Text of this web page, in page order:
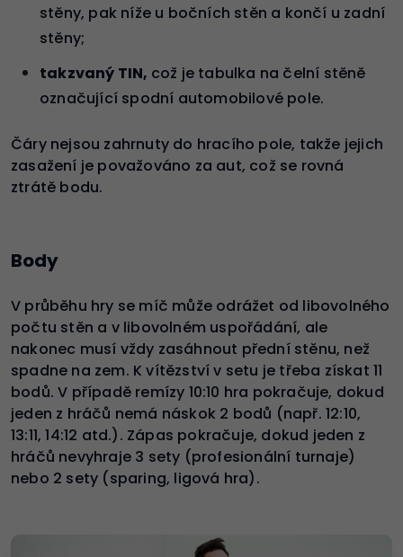
stěny, pak níže u bočních stěn a končí u zadní
stěny;
takzvaný TIN, což je tabulka na čelní stěně
označující spodní automobilové pole.
Čáry nejsou zahrnuty do hracího pole, takže jejich
zasažení je považováno za aut, což se rovná
ztrátě bodu.
Body
V průběhu hry se míč může odrážet od libovolného
počtu stěn a v libovolném uspořádání, ale
nakonec musí vždy zasáhnout přední stěnu, než
spadne na zem. K vítězství v setu je třeba získat 11
bodů. V případě remízy 10:10 hra pokračuje, dokud
jeden z hráčů nemá náskok 2 bodů (např. 12:10,
13:11, 14:12 atd.). Zápas pokračuje, dokud jeden z
hráčů nevyhraje 3 sety (profesionální turnaje)
nebo 2 sety (sparing, ligová hra).